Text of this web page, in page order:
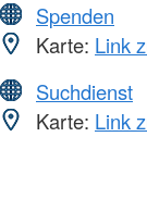
Spenden
Karte: Link
Suchdienst
Karte: Link